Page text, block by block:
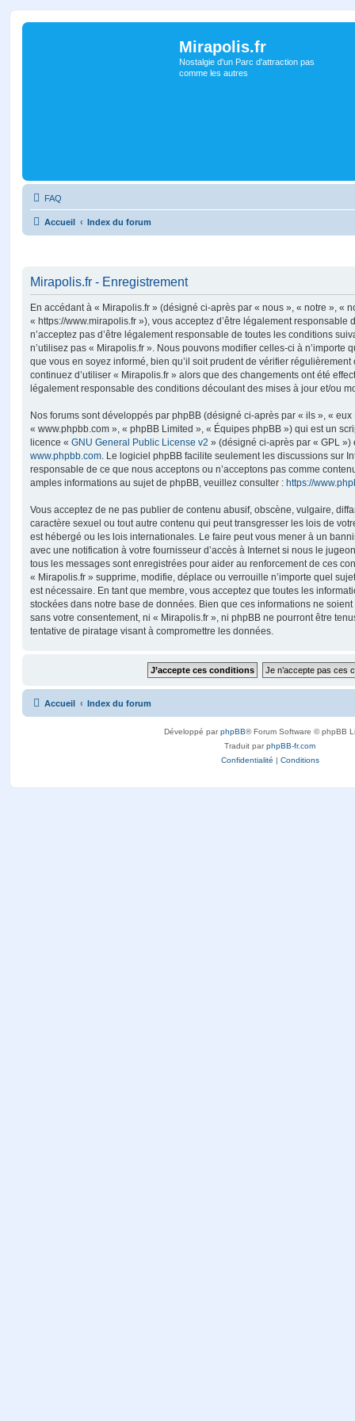
Mirapolis.fr
Nostalgie d'un Parc d'attraction pas
comme les autres
FAQ
Accueil Index du forum
Mirapolis.fr - Enregistrement
En accédant à « Mirapolis.fr » (désigné ci-après par « nous », « notre », «
« https://www.mirapolis.fr »), vous acceptez d’être légalement responsable
n’acceptez pas d’être légalement responsable de toutes les conditions
n’utilisez pas « Mirapolis.fr ». Nous pouvons modifier celles-ci à n’importe
que vous en soyez informé, bien qu’il soit prudent de vérifier
continuez d’utiliser « Mirapolis.fr » alors que des changements ont été
légalement responsable des conditions découlant des mises à jour et/ou
Nos forums sont développés par phpBB (désigné ci-après par « ils », «
« www.phpbb.com », « phpBB Limited », « Équipes phpBB ») qui est un
licence « GNU General Public License v2 » (désigné ci-après par « GPL
www.phpbb.com . Le logiciel phpBB facilite seulement les discussions sur
responsable de ce que nous acceptons ou n’acceptons pas comme
amples informations au sujet de phpBB, veuillez consulter : https://
Vous acceptez de ne pas publier de contenu abusif, obscène, vulgaire,
caractère sexuel ou tout autre contenu qui peut transgresser les lois de
est hébergé ou les lois internationales. Le faire peut vous mener à un
avec une notification à votre fournisseur d’accès à Internet si nous le
tous les messages sont enregistrées pour aider au renforcement de ces
« Mirapolis.fr » supprime, modifie, déplace ou verrouille n’importe quel
est nécessaire. En tant que membre, vous acceptez que toutes les
stockées dans notre base de données. Bien que ces informations ne
sans votre consentement, ni « Mirapolis.fr », ni phpBB ne pourront être
tentative de piratage visant à compromettre les données.
Accueil Index du forum
Développé parphpBB® Forum Software © phpBB
Traduit parphpBB-fr.com
Confidentialité | Conditions